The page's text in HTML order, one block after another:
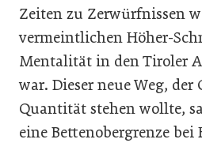
Zeiten zu Zerwürfnissen
vermeintlichen Höher-
Mentalität in den Tiroler
war. Dieser neue Weg,
Quantität stehen wollte,
eine Bettenobergrenze